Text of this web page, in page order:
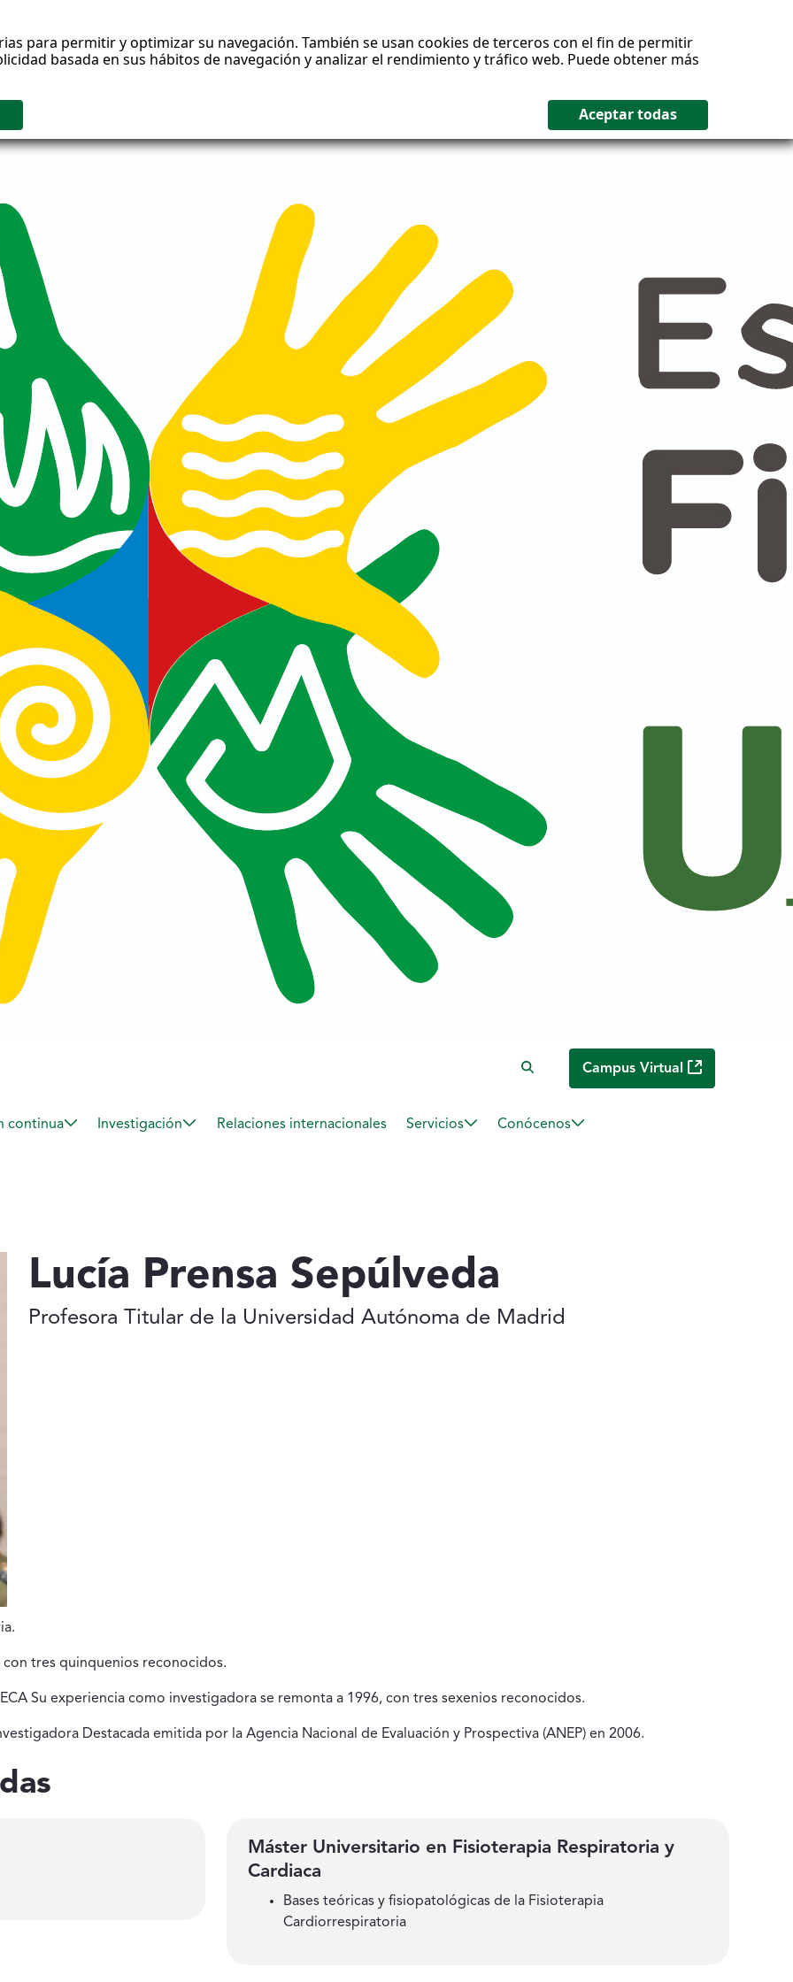
para permitir y optimizar su navegación. También se usan cookies de terceros con el fin de permitir
basada en sus hábitos de navegación y analizar el rendimiento y tráfico web. Puede obtener más
Campus Virtual
continua Investigación Relaciones internacionales Servicios Conócenos
Lucía Prensa Sepúlveda
Profesora Titular de la Universidad Autónoma de Madrid
con tres quinquenios reconocidos.
Su experiencia como investigadora se remonta a 1996, con tres sexenios reconocidos.
Destacada emitida por la Agencia Nacional de Evaluación y Prospectiva (ANEP) en 2006.
Máster Universitario en Fisioterapia Respiratoria y
Cardiaca
Bases teóricas y fisiopatológicas de la Fisioterapia
Cardiorrespiratoria